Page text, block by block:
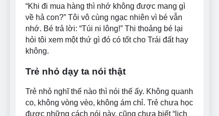
“Khi đi mua hàng thì nhớ không được mang gì
về hả con?” Tôi vô cùng ngạc nhiên vì bé vẫn
nhớ. Bé trả lời: “Túi ni lông!” Thi thoảng bé lại
hỏi tôi xem một thứ gì đó có tốt cho Trái đất hay
không.
Trẻ nhỏ dạy ta nói thật
Trẻ nhỏ nghĩ thế nào thì nói thế ấy. Không quanh
co, không vòng vèo, không ám chỉ. Trẻ chưa học
được những cách nói này, cũng chưa biết “lịch